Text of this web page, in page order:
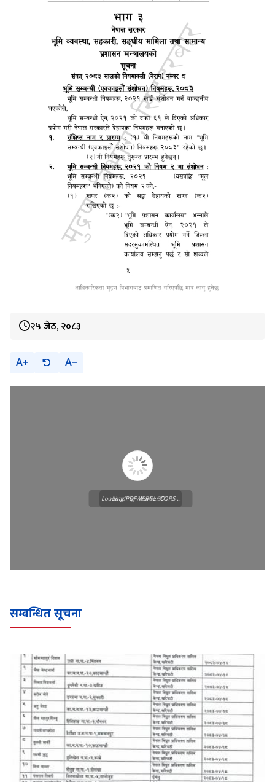
२५ जेठ, २०८३
A A
Loading WEBGL 3D ...
Loading PDF Worker CORS ...
सम्बन्धित सूचना